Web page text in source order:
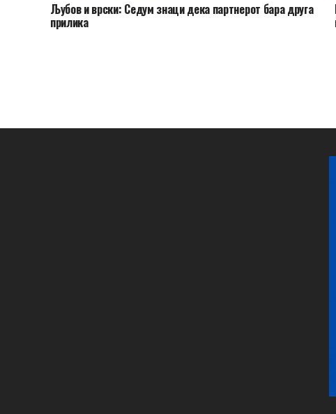
Љубов и врски: Седум знаци дека партнерот бара друга
прилика